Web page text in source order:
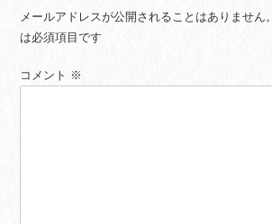
メールアドレスが公開されることはありません。
は必須項目です
コメント ※